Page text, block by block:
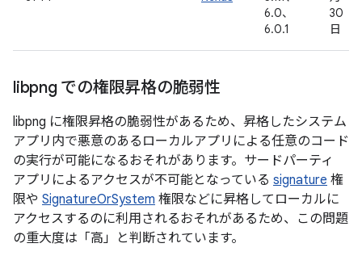
6.0、
6.0.1
30
日
libpng での権限昇格の脆弱性
libpng に権限昇格の脆弱性があるため、昇格したシステム
アプリ内で悪意のあるローカルアプリによる任意のコード
の実行が可能になるおそれがあります。サードパーティ
アプリによるアクセスが不可能となっている signature 権
限や SignatureOrSystem 権限などに昇格してローカルに
アクセスするのに利用されるおそれがあるため、この問題
の重大度は「高」と判断されています。